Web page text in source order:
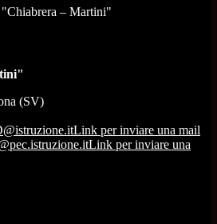
– Martini"
(SV)
Link per inviare una mail
Link per inviare una